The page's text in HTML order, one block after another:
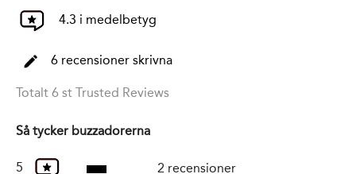
4.3 i medelbetyg
6 recensioner skrivna
Totalt 6 st Trusted Reviews
Så tycker buzzadorerna
5 2 recensioner